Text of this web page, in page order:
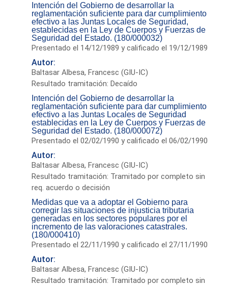
Intención del Gobierno de desarrollar la
reglamentación suficiente para dar cumplimiento
efectivo a las Juntas Locales de Seguridad,
establecidas en la Ley de Cuerpos y Fuerzas de
Seguridad del Estado. (180/000032)
Presentado el 14/12/1989 y calificado el 19/12/1989
Autor:
Baltasar Albesa, Francesc (GIU-IC)
Resultado tramitación: Decaído
Intención del Gobierno de desarrollar la
reglamentación suficiente para dar cumplimiento
efectivo a las Juntas Locales de Seguridad
establecidas en la Ley de Cuerpos y Fuerzas de
Seguridad del Estado. (180/000072)
Presentado el 02/02/1990 y calificado el 06/02/1990
Autor:
Baltasar Albesa, Francesc (GIU-IC)
Resultado tramitación: Tramitado por completo sin
req. acuerdo o decisión
Medidas que va a adoptar el Gobierno para
corregir las situaciones de injusticia tributaria
generadas en los sectores populares por el
incremento de las valoraciones catastrales.
(180/000410)
Presentado el 22/11/1990 y calificado el 27/11/1990
Autor:
Baltasar Albesa, Francesc (GIU-IC)
Resultado tramitación: Tramitado por completo sin